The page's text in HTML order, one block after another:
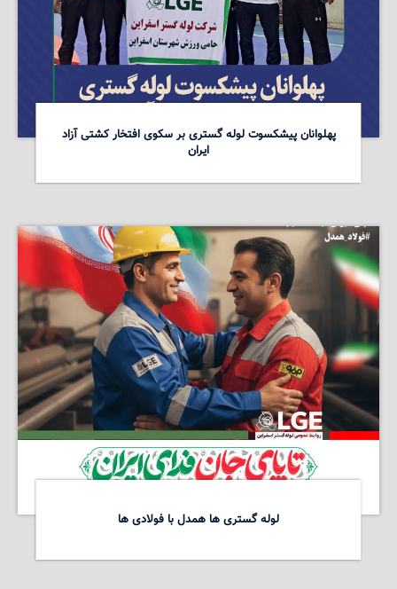
پهلوانان پیشکسوت لوله گستری بر سکوی افتخار کشتی آزاد
ایران
لوله گستری ها همدل با فولادی ها